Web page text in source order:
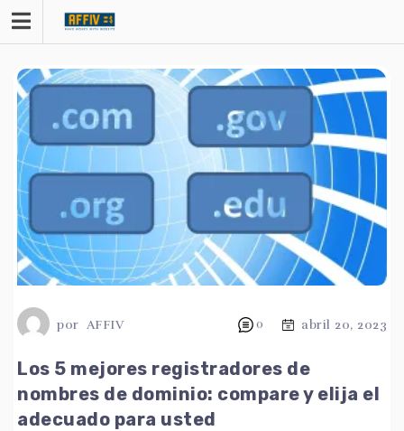
saltar
contenido
por AFFIV 0 abril 20, 2023
Los 5 mejores registradores de
nombres de dominio: compare y elija el
adecuado para usted